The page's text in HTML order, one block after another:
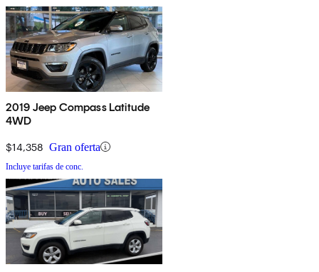
2019 Jeep Compass Latitude
4WD
$14,358 Gran oferta
Incluye tarifas de conc.